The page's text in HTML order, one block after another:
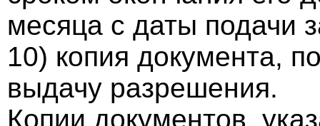
месяца с даты подачи
10) копия документа,
выдачу разрешения.
Копии документов,